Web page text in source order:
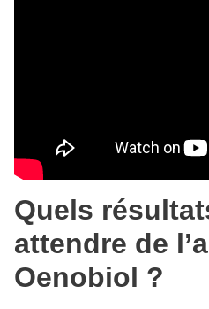
Quels
attendre de
Oenobiol ?